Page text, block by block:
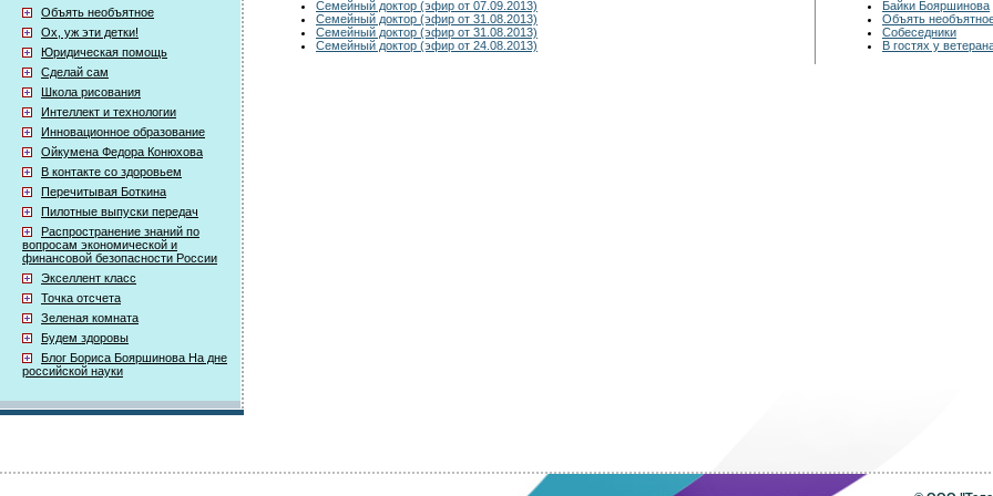
Объять необъятное
Ох, уж эти детки!
Юридическая помощь
Сделай сам
Школа рисования
Интеллект и технологии
Инновационное образование
Ойкумена Федора Конюхова
В контакте со здоровьем
Перечитывая Боткина
Пилотные выпуски передач
Распространение знаний по
вопросам экономической и
финансовой безопасности России
Экселлент класс
Точка отсчета
Зеленая комната
Будем здоровы
Блог Бориса Бояршинова На дне
российской науки
Семейный доктор (эфир от 07.09.2013)
Семейный доктор (эфир от 31.08.2013)
Семейный доктор (эфир от 31.08.2013)
Семейный доктор (эфир от 24.08.2013)
Байки Бояршинова
Объять
Собеседники
В гостях у